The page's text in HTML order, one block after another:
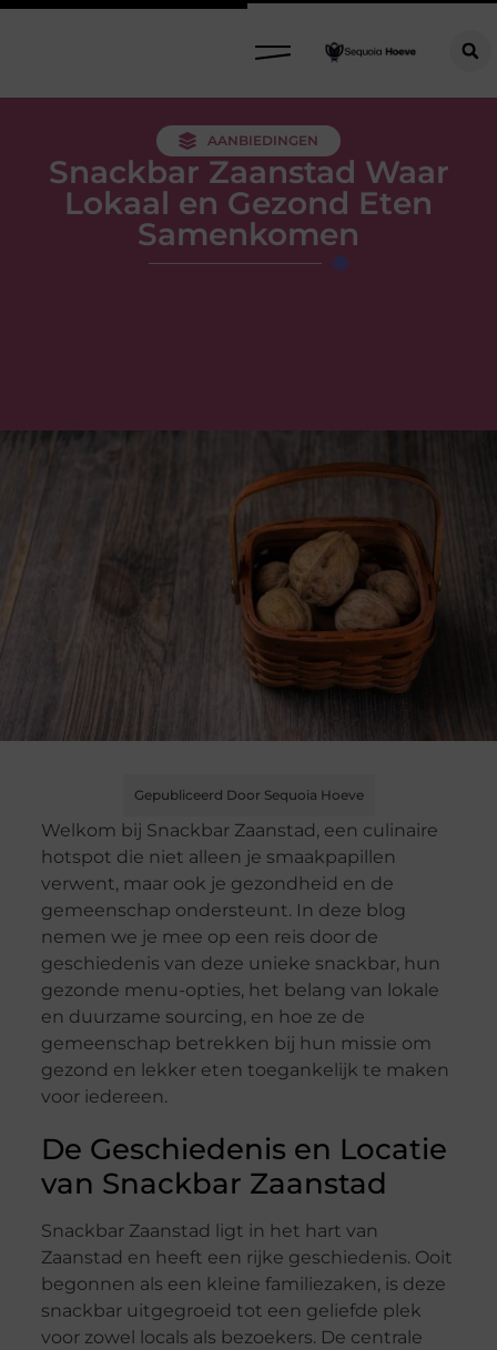
AANBIEDINGEN
Snackbar Zaanstad Waar
Lokaal en Gezond Eten
Samenkomen
Gepubliceerd Door Sequoia Hoeve
Welkom bij Snackbar Zaanstad, een culinaire
hotspot die niet alleen je smaakpapillen
verwent, maar ook je gezondheid en de
gemeenschap ondersteunt. In deze blog
nemen we je mee op een reis door de
geschiedenis van deze unieke snackbar, hun
gezonde menu-opties, het belang van lokale
en duurzame sourcing, en hoe ze de
gemeenschap betrekken bij hun missie om
gezond en lekker eten toegankelijk te maken
voor iedereen.
De Geschiedenis en Locatie
van Snackbar Zaanstad
Snackbar Zaanstad ligt in het hart van
Zaanstad en heeft een rijke geschiedenis. Ooit
begonnen als een kleine familiezaken, is deze
snackbar uitgegroeid tot een geliefde plek
voor zowel locals als bezoekers. De centrale